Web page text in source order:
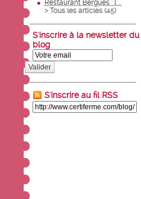
Restaurant Bergues : l ...
> Tous les articles (45)
S'inscrire à la newsletter du
blog
Valider
S'inscrire au fil RSS